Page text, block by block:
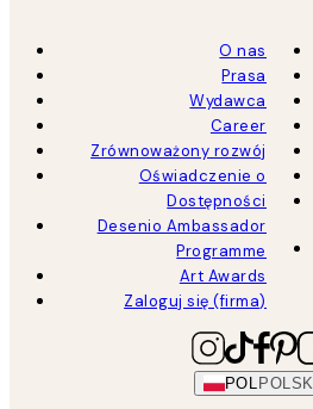
O nas
Prasa
Wydawca
Career
Zrównoważony rozwój
Oświadczenie o
Dostępności
Desenio Ambassador
Programme
Art Awards
Zaloguj się (firma)
POL POLSKI